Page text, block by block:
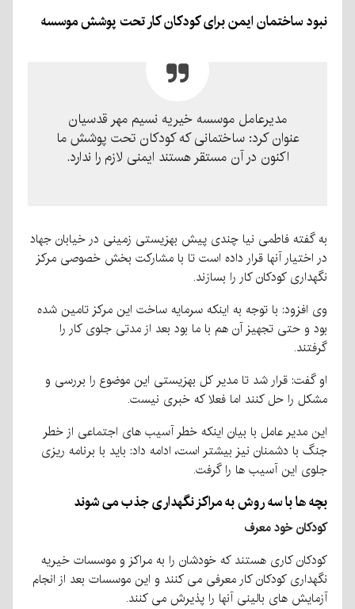
نبود ساختمان ایمن برای کودکان کار تحت پوشش موسسه
مدیرعامل موسسه خیریه نسیم مهر قدسیان
عنوان کرد: ساختمانی که کودکان تحت پوشش ما
اکنون در آن مستقر هستند ایمنی لازم را ندارد.
به گفته فاطمی نیا چندی پیش بهزیستی زمینی در خیابان جهاد
در اختیار آنها قرار داده است تا با مشارکت بخش خصوصی مرکز
نگهداری کودکان کار را بسازند.
وی افزود: با توجه به اینکه سرمایه ساخت این مرکز تامین شده
بود و حتی تجهیز آن هم با ما بود بعد از مدتی جلوی کار را
گرفتند.
او گفت: قرار شد تا مدیر کل بهزیستی این موضوع را بررسی و
مشکل را حل کنند اما فعلا که خبری نیست.
این مدیر عامل با بیان اینکه خطر آسیب های اجتماعی از خطر
جنگ با دشمنان نیز بیشتر است، ادامه داد: باید با برنامه ریزی
جلوی این آسیب ها را گرفت.
بچه ها با سه روش به مراکز نگهداری جذب می شوند
کودکان خود معرف
کودکان کاری هستند که خودشان را به مراکز و موسسات خیریه
نگهداری کودکان کار معرفی می کنند و این موسسات بعد از انجام
آزمایش های بالینی آنها را پذیرش می کنند.